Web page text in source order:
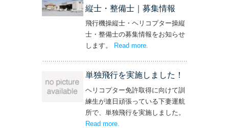
縦士・整備士｜募集情報
飛行機操縦士・ヘリコプター操縦
士・整備士の募集情報をお知らせ
します。
Read more– ‘飛行機・ヘリコプター
.
単独飛行を実施しました！
ヘリコプター免許取得に向けて訓
練生が連日頑張っている下妻運航
所で、単独飛行を実施しました。
Read more